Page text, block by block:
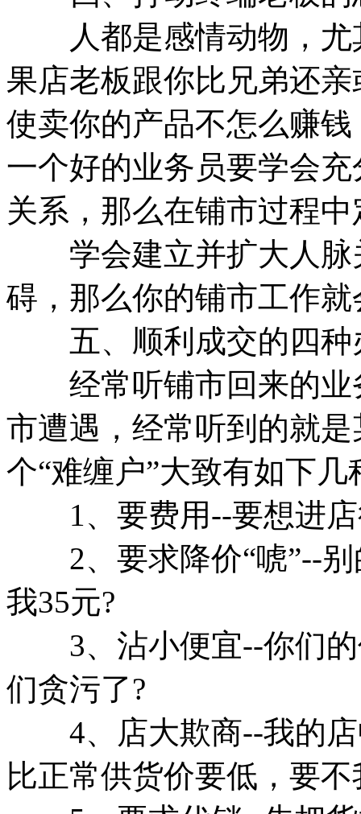
人都是感情动物，尤
果店老板跟你比兄弟还
使卖你的产品不怎么赚
一个好的业务员要学会
关系，那么在铺市过程
学会建立并扩大人脉
碍，那么你的铺市工作
五、顺利成交的四种
经常听铺市回来的业
市遭遇，经常听到的就
个“难缠户”大致有如下几
1、要费用--要想进店
2、要求降价“唬”--别
我35元?
3、沾小便宜--你们的
们贪污了?
4、店大欺商--我的店
比正常供货价要低，要